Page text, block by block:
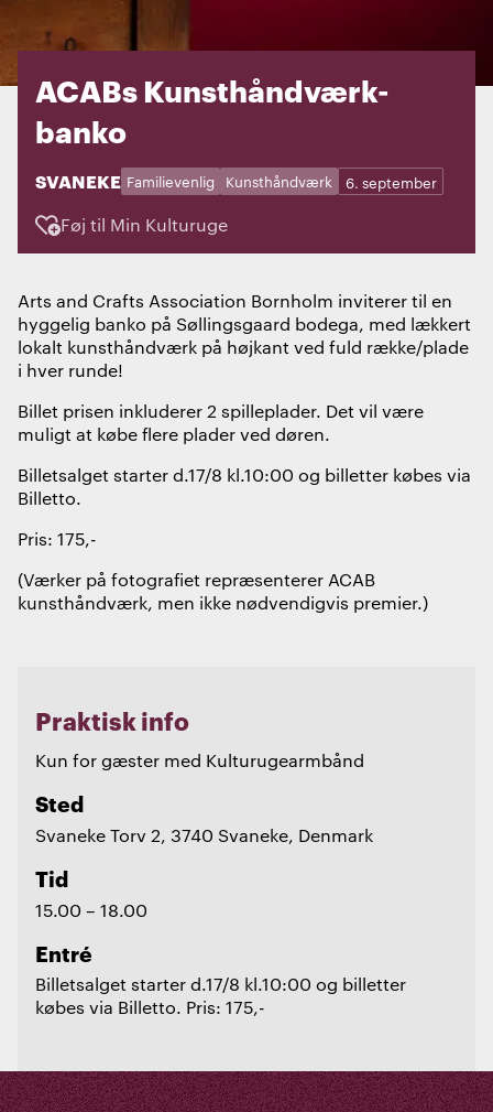
ACABs Kunsthåndværk-
banko
STED:
SVANEKE
Kategorier: Familievenlig Kunsthåndværk
Dage: 6. september
Føj til Min Kulturuge
Arts and Crafts Association Bornholm inviterer til en
hyggelig banko på Søllingsgaard bodega, med lækkert
lokalt kunsthåndværk på højkant ved fuld række/plade
i hver runde!
Billet prisen inkluderer 2 spilleplader. Det vil være
muligt at købe flere plader ved døren.
Billetsalget starter d.17/8 kl.10:00 og billetter købes via
Billetto.
Pris: 175,-
(Værker på fotografiet repræsenterer ACAB
kunsthåndværk, men ikke nødvendigvis premier.)
Praktisk info
Kun for gæster med Kulturugearmbånd
Sted
Svaneke Torv 2, 3740 Svaneke, Denmark
Tid
15.00 – 18.00
Entré
Billetsalget starter d.17/8 kl.10:00 og billetter
købes via Billetto. Pris: 175,-